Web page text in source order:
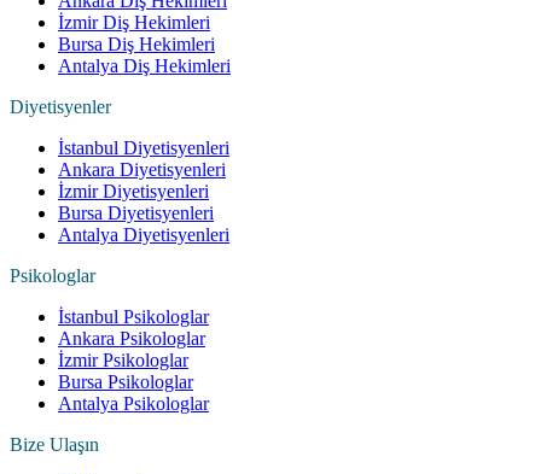
İzmir Diş Hekimleri
Bursa Diş Hekimleri
Antalya Diş Hekimleri
Diyetisyenler
İstanbul Diyetisyenleri
Ankara Diyetisyenleri
İzmir Diyetisyenleri
Bursa Diyetisyenleri
Antalya Diyetisyenleri
Psikologlar
İstanbul Psikologlar
Ankara Psikologlar
İzmir Psikologlar
Bursa Psikologlar
Antalya Psikologlar
Bize Ulaşın